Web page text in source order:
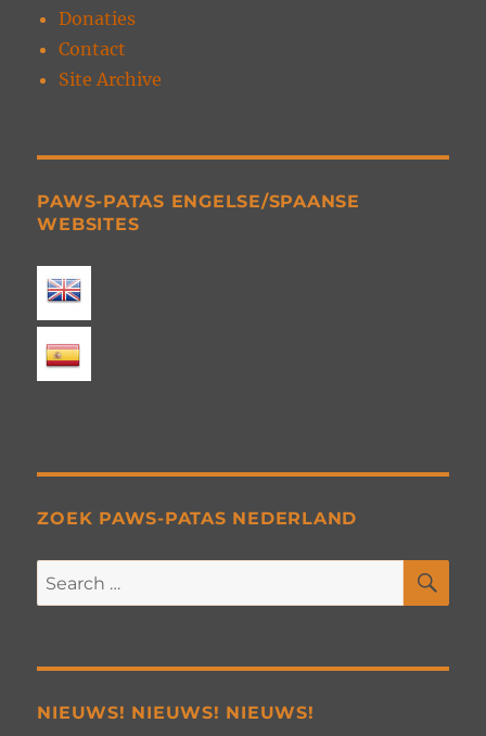
Donaties
Contact
Site Archive
PAWS-PATAS ENGELSE/SPAANSE
WEBSITES
ZOEK PAWS-PATAS NEDERLAND
Search
for:
NIEUWS! NIEUWS! NIEUWS!